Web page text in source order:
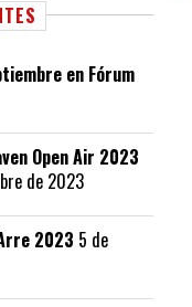
en Fórum
Open Air 2023
de 2023
2023 5 de